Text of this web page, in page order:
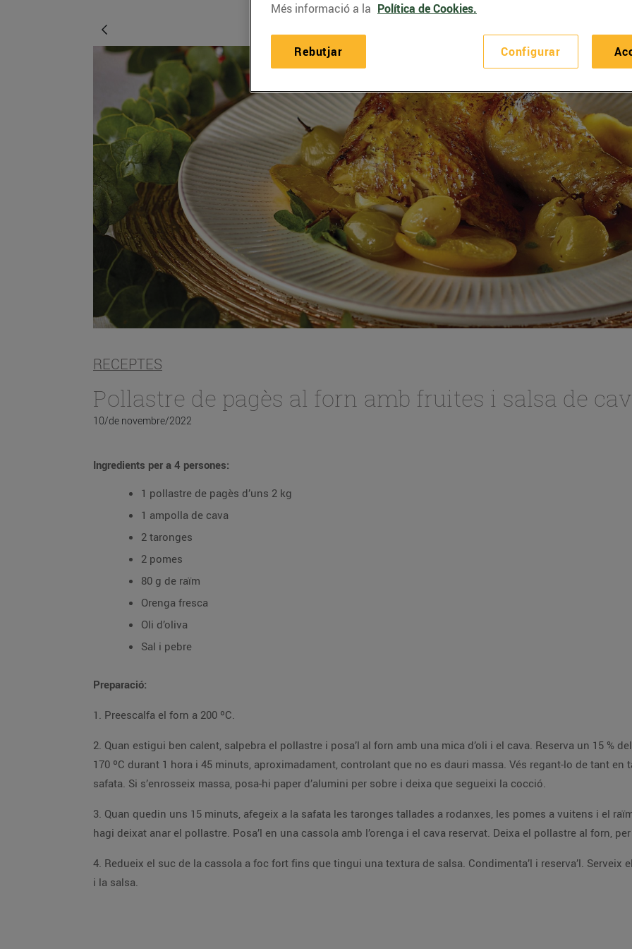
RECEPTES
Pollastre de pagès al forn amb fruites i salsa de
10/de novembre/2022
Ingredients per a 4 persones:
1 pollastre de pagès d’uns 2 kg
1 ampolla de cava
2 taronges
2 pomes
80 g de raïm
Orenga fresca
Oli d’oliva
Sal i pebre
Preparació:
1. Preescalfa el forn a 200 ºC.
2. Quan estigui ben calent, salpebra el pollastre i posa’l al forn amb una mica d’oli i el cava. Reserva un 15 %
170 ºC durant 1 hora i 45 minuts, aproximadament, controlant que no es dauri massa. Vés regant-lo de tant
safata. Si s’enrosseix massa, posa-hi paper d’alumini per sobre i deixa que segueixi la cocció.
3. Quan quedin uns 15 minuts, afegeix a la safata les taronges tallades a rodanxes, les pomes a vuitens i el
hagi deixat anar el pollastre. Posa’l en una cassola amb l’orenga i el cava reservat. Deixa el pollastre al forn,
4. Redueix el suc de la cassola a foc fort fins que tingui una textura de salsa. Condimenta’l i reserva’l.
i la salsa.
Més informació a la Política de Cookies.
Configurar
Rebutjar